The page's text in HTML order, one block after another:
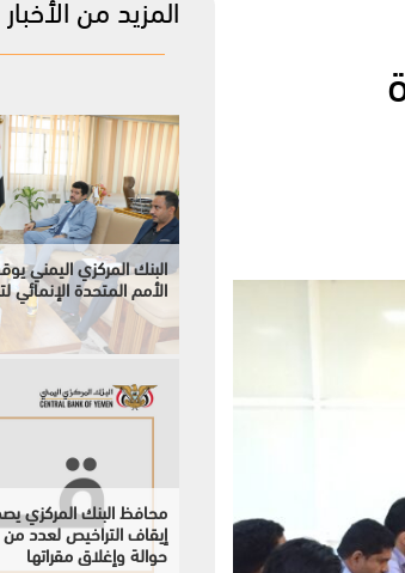
البنك المركزي اليمني
الأمم المتحدة الإنمائي
إيقاف التراخيص لعدد
حوالة وإغلاق مقراتها